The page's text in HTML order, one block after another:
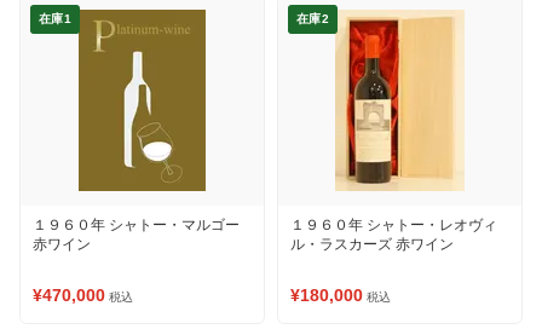
在庫1
１９６０年 シャトー・マルゴー
赤ワイン
¥470,000 税込
在庫2
１９６０年 シャトー・レオヴィ
ル・ラスカーズ 赤ワイン
¥180,000 税込